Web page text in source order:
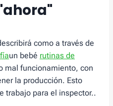
como a través de
un bebé rutinas de
mal funcionamiento, con
la producción. Esto
trabajo para el inspector..